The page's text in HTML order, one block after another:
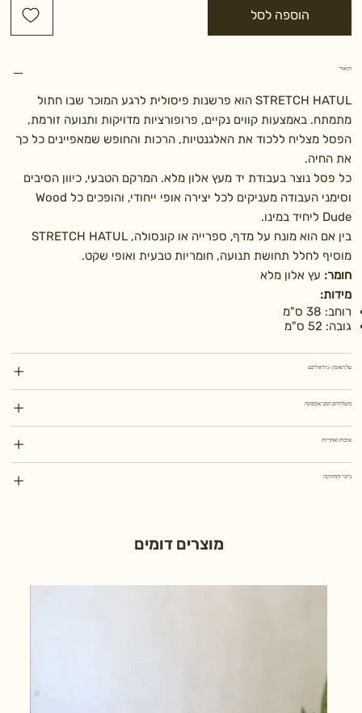
הוספה לסל
תיאור
STRETCH HATUL הוא פרשנות פיסולית לרגע המוכר שבו חתול
מתמתח. באמצעות קווים נקיים, פרופורציות מדויקות ותנועה זורמת,
הפסל מצליח ללכוד את האלגנטיות, הרכות והחופש שמאפיינים כל כך
את החיה.
כל פסל נוצר בעבודת יד מעץ אלון מלא. המרקם הטבעי, כיוון הסיבים
וסימני העבודה מעניקים לכל יצירה אופי ייחודי, והופכים כל Wood
Dude ליחיד במינו.
בין אם הוא מונח על מדף, ספרייה או קונסולה, STRETCH HATUL
מוסיף לחלל תחושת תנועה, חומריות טבעית ואופי שקט.
חומר: עץ אלון מלא
מידות:
רוחב: 38 ס"מ
גובה: 52 ס"מ
על האומן - גיורא ליכט
משלוחים וזמני אספקה
איכות ואחריות
ניקוי ותחזוקה
מוצרים דומים